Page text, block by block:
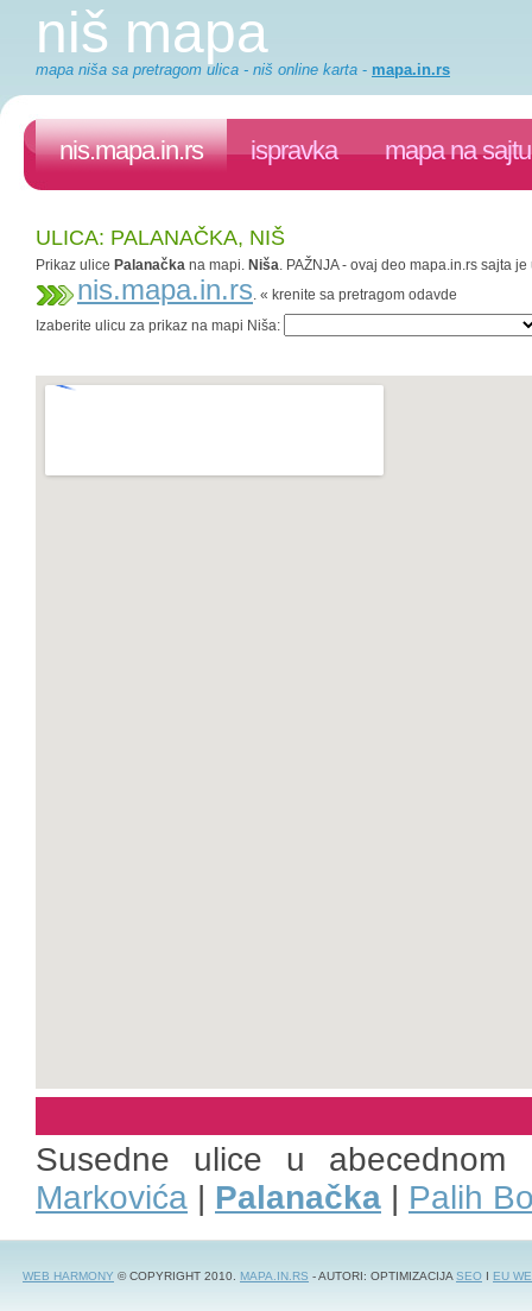
niš mapa
mapa niša sa pretragom ulica - niš online karta - mapa.in.rs
nis.mapa.in.rs ispravka mapa na sajtu
ULICA: PALANAČKA, NIŠ
Prikaz ulice Palanačka na mapi. Niša. PAŽNJA - ovaj deo mapa.in.rs sajta
nis.mapa.in.rs. « krenite sa pretragom odavde
Izaberite ulicu za prikaz na mapi Niša:
Susedne ulice u
Markovića | Palanačka | Palih
WEB HARMONY © COPYRIGHT 2010. MAPA.IN.RS - AUTORI: OPTIMIZACIJASEO I EU